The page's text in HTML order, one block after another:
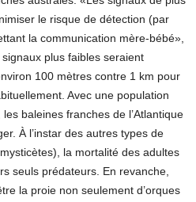
le risque de détection (par
la communication mère-bébé»,
plus faibles seraient
100 mètres contre 1 km pour
Avec une population
baleines franches de l’Atlantique
À l’instar des autres types de
la mortalité des adultes
seuls prédateurs. En revanche,
la proie non seulement d’orques